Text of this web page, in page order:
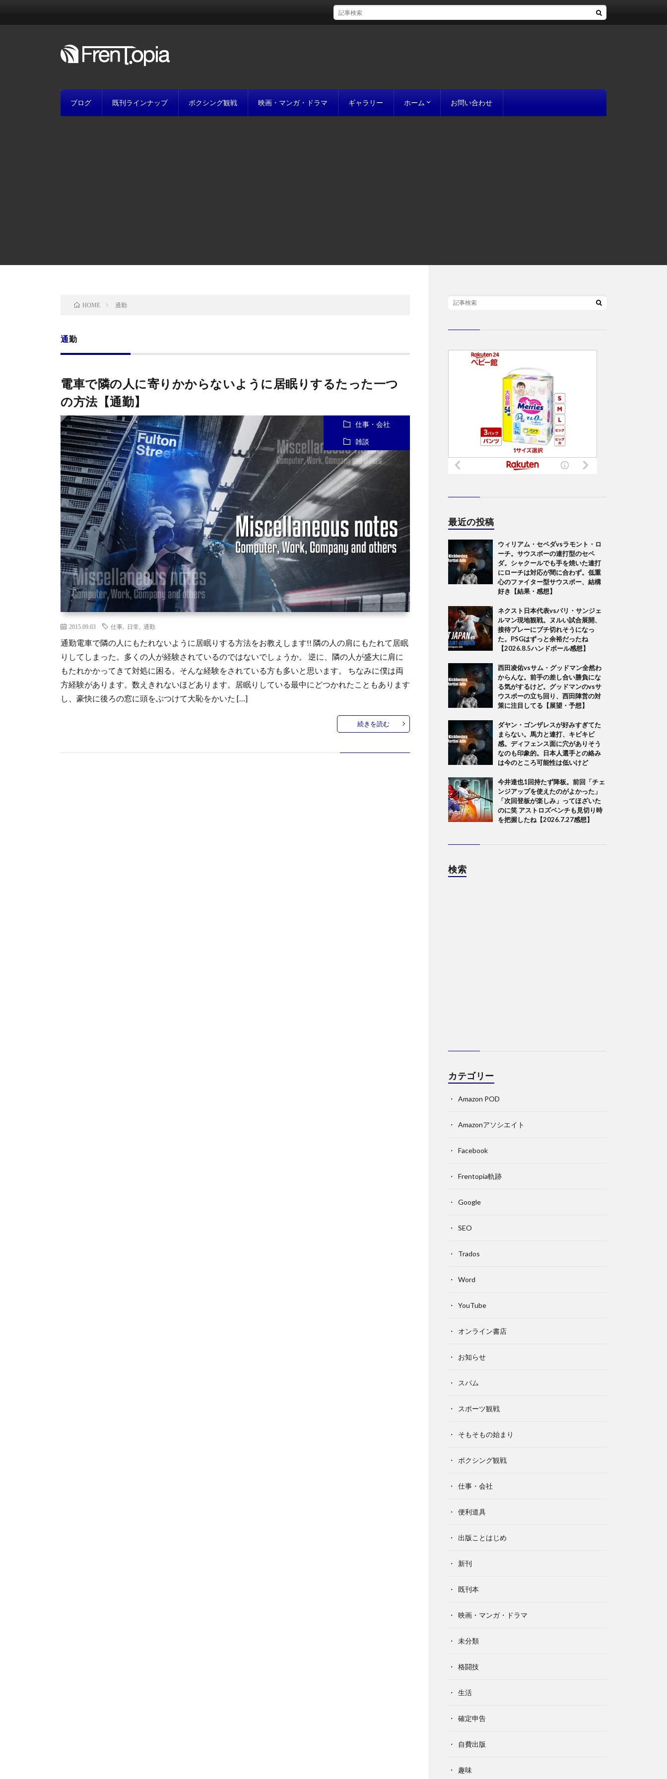
ブログ 既刊ラインナップ ボクシング観戦 映画・マンガ・ドラマ ギャラリー ホーム お問い合わせ
HOME 通勤
通勤
電車で隣の人に寄りかからないように居眠りするたった一つ
の方法【通勤】
仕事・会社
雑談
2015.09.03 仕事 日常 通勤
通勤電車で隣の人にもたれないように居眠りする方法をお教えします!! 隣の人の肩にもたれて居眠
りしてしまった。多くの人が経験されているのではないでしょうか。 逆に、隣の人が盛大に肩に
もたれかかってきて対処に困る。そんな経験をされている方も多いと思います。 ちなみに僕は両
方経験があります。数えきれないほどあります。居眠りしている最中にどつかれたこともあります
し、豪快に後ろの窓に頭をぶつけて大恥をかいた […]
続きを読む
最近の投稿
ウィリアム・セペダvsラモント・ロ
ーチ。サウスポーの連打型のセペ
ダ。シャクールでも手を焼いた連打
にローチは対応が間に合わず。低重
心のファイター型サウスポー、結構
好き【結果・感想】
ネクスト日本代表vsパリ・サンジェ
ルマン現地観戦。ヌルい試合展開、
接待プレーにブチ切れそうになっ
た。PSGはずっと余裕だったね
【2026.8.5ハンドボール感想】
西田凌佑vsサム・グッドマン全然わ
からんな。前手の差し合い勝負にな
る気がするけど。グッドマンのvsサ
ウスポーの立ち回り、西田陣営の対
策に注目してる【展望・予想】
ダヤン・ゴンザレスが好みすぎてた
まらない。馬力と連打、キビキビ
感。ディフェンス面に穴がありそう
なのも印象的。日本人選手との絡み
は今のところ可能性は低いけど
今井達也1回持たず降板。前回「チェ
ンジアップを使えたのがよかった」
「次回登板が楽しみ」ってほざいた
のに笑 アストロズベンチも見切り時
を把握したね【2026.7.27感想】
検索
カテゴリー
Amazon POD
Amazonアソシエイト
Facebook
Frentopia軌跡
Google
SEO
Trados
Word
YouTube
オンライン書店
お知らせ
スパム
スポーツ観戦
そもそもの始まり
ボクシング観戦
仕事・会社
便利道具
出版ことはじめ
新刊
既刊本
映画・マンガ・ドラマ
未分類
格闘技
生活
確定申告
自費出版
趣味